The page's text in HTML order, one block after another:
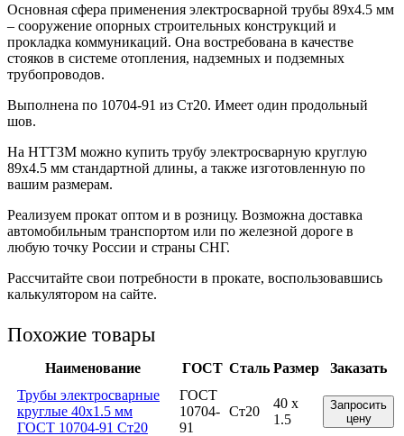
Основная сфера применения электросварной трубы 89х4.5 мм
– сооружение опорных строительных конструкций и
прокладка коммуникаций. Она востребована в качестве
стояков в системе отопления, надземных и подземных
трубопроводов.
Выполнена по 10704-91 из Ст20. Имеет один продольный
шов.
На НТТЗМ можно купить трубу электросварную круглую
89х4.5 мм стандартной длины, а также изготовленную по
вашим размерам.
Реализуем прокат оптом и в розницу. Возможна доставка
автомобильным транспортом или по железной дороге в
любую точку России и страны СНГ.
Рассчитайте свои потребности в прокате, воспользовавшись
калькулятором на сайте.
Похожие товары
Наименование ГОСТ Сталь Размер
Заказать
Трубы электросварные
круглые 40x1.5 мм
ГОСТ 10704-91 Ст20
ГОСТ
10704-
91
Ст20
40 x
1.5
Запросить
цену